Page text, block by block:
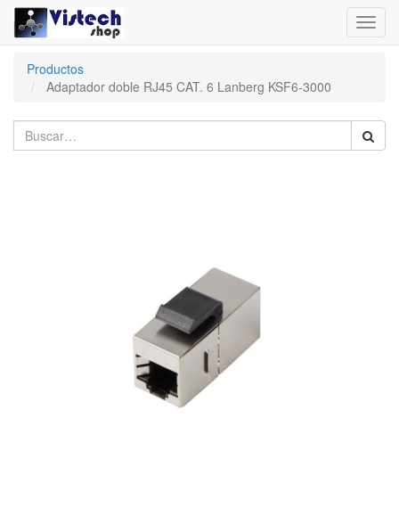
Productos
Adaptador doble RJ45 CAT. 6 Lanberg KSF6-3000